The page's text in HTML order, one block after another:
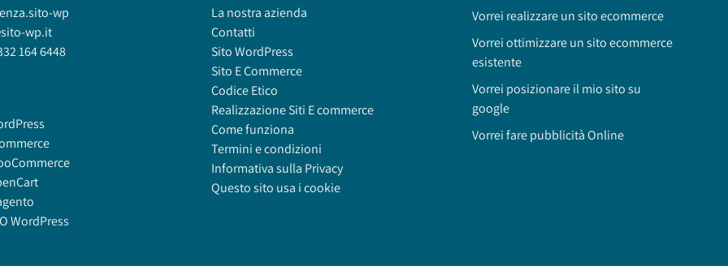
wp
wp.it
164 6448
WordPress
La nostra azienda
Contatti
Sito WordPress
Sito E Commerce
Codice Etico
Realizzazione Siti E commerce
Come funziona
Termini e condizioni
Informativa sulla Privacy
Questo sito usa i cookie
Vorrei realizzare un sito ecommerce
Vorrei ottimizzare un sito ecommerce
esistente
Vorrei posizionare il mio sito su
google
Vorrei fare pubblicità Online